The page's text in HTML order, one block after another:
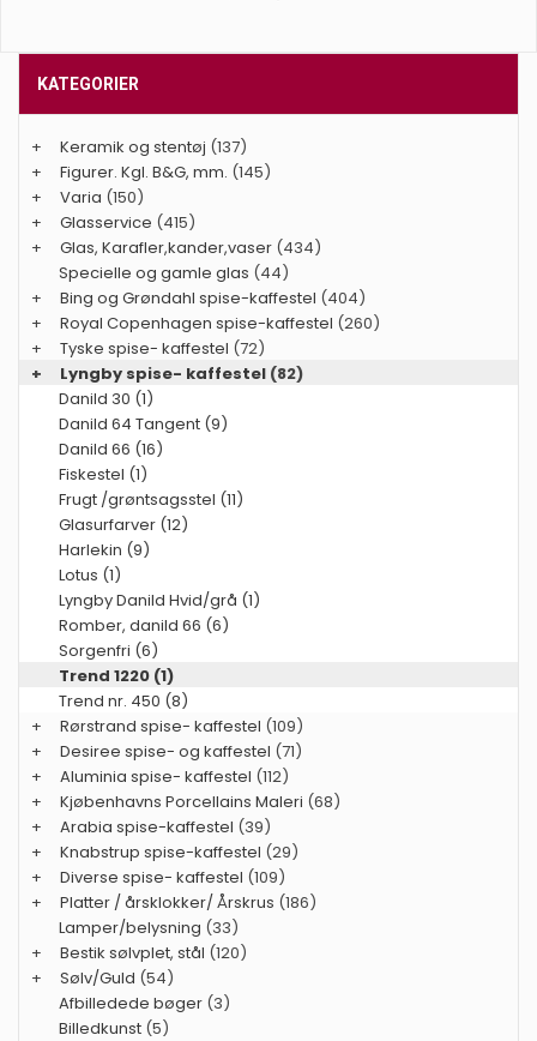
KATEGORIER
+ Keramik og stentøj (137)
+
Figurer. Kgl. B&G, mm. (145)
+
Varia (150)
+
Glasservice (415)
+
Glas, Karafler,kander,vaser (434)
Specielle og gamle glas (44)
+
Bing og Grøndahl spise-kaffestel (404)
+
Royal Copenhagen spise-kaffestel (260)
+
Tyske spise- kaffestel (72)
+
Lyngby spise- kaffestel (82)
Danild 30 (1)
Danild 64 Tangent (9)
Danild 66 (16)
Fiskestel (1)
Frugt /grøntsagsstel (11)
Glasurfarver (12)
Harlekin (9)
Lotus (1)
Lyngby Danild Hvid/grå (1)
Romber, danild 66 (6)
Sorgenfri (6)
Trend 1220 (1)
Trend nr. 450 (8)
+
Rørstrand spise- kaffestel (109)
+
Desiree spise- og kaffestel (71)
+
Aluminia spise- kaffestel (112)
+
Kjøbenhavns Porcellains Maleri (68)
+
Arabia spise-kaffestel (39)
+
Knabstrup spise-kaffestel (29)
+
Diverse spise- kaffestel (109)
+
Platter / årsklokker/ Årskrus (186)
Lamper/belysning (33)
+
Bestik sølvplet, stål (120)
+
Sølv/Guld (54)
Afbilledede bøger (3)
Billedkunst (5)